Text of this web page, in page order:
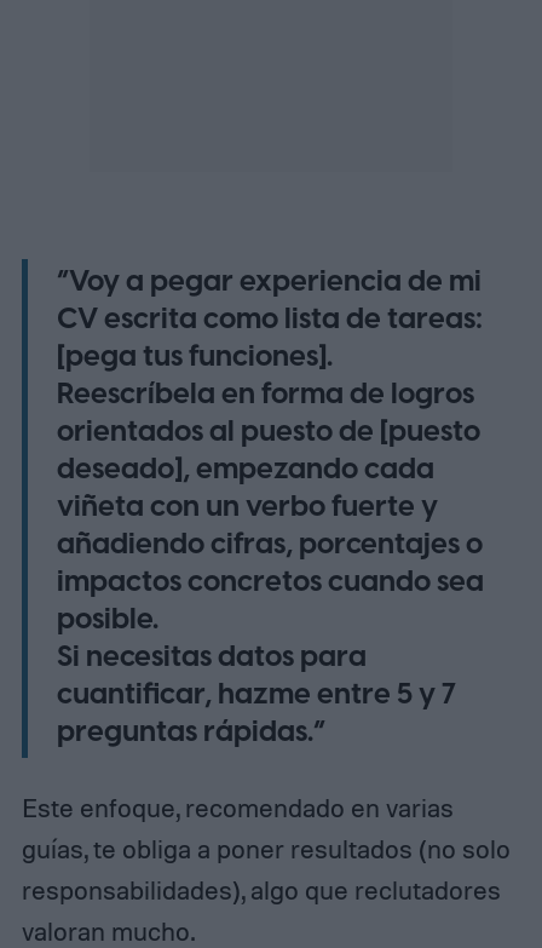
“Voy a pegar experiencia de mi
CV escrita como lista de tareas:
[pega tus funciones].
Reescríbela en forma de logros
orientados al puesto de [puesto
deseado], empezando cada
viñeta con un verbo fuerte y
añadiendo cifras, porcentajes o
impactos concretos cuando sea
posible.
Si necesitas datos para
cuantificar, hazme entre 5 y 7
preguntas rápidas.”
Este enfoque, recomendado en varias
guías, te obliga a poner resultados (no solo
responsabilidades), algo que reclutadores
valoran mucho.